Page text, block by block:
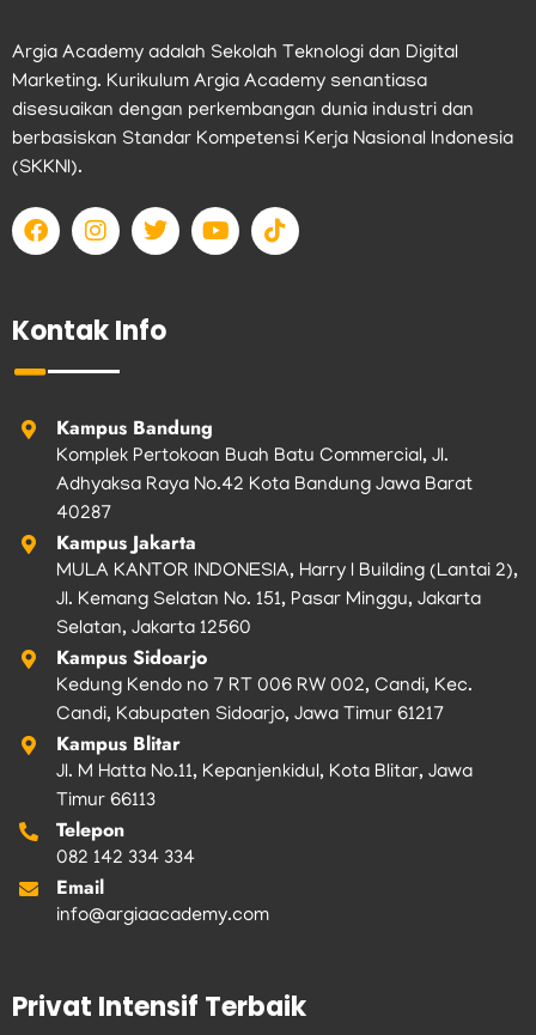
Argia Academy adalah Sekolah Teknologi dan Digital
Marketing. Kurikulum Argia Academy senantiasa
disesuaikan dengan perkembangan dunia industri dan
berbasiskan Standar Kompetensi Kerja Nasional Indonesia
(SKKNI).
F
a
c
o
o
k
I
n
s
a
g
a
T
w
i
e
Y
o
u
T
i
k
Kontak Info
Kampus Bandung
Komplek Pertokoan Buah Batu Commercial, Jl.
Adhyaksa Raya No.42 Kota Bandung Jawa Barat
40287
Kampus Jakarta
MULA KANTOR INDONESIA, Harry I Building (Lantai 2),
Jl. Kemang Selatan No. 151, Pasar Minggu, Jakarta
Selatan, Jakarta 12560
Kampus Sidoarjo
Kedung Kendo no 7 RT 006 RW 002, Candi, Kec.
Candi, Kabupaten Sidoarjo, Jawa Timur 61217
Kampus Blitar
Jl. M Hatta No.11, Kepanjenkidul, Kota Blitar, Jawa
Timur 66113
Telepon
082 142 334 334
Email
info@argiaacademy.com
Privat Intensif Terbaik